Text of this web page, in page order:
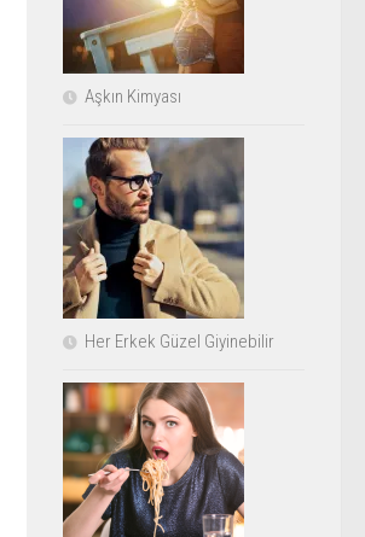
Aşkın Kimyası
Her Erkek Güzel Giyinebilir